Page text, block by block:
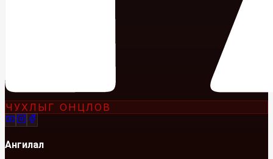
ЧУХЛЫГ ОНЦЛОВ
Ангилал